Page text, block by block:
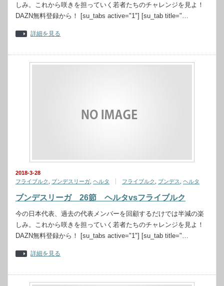
しみ。これから咲きを担っていく若者たちのチャレンジを見よ！
DAZN無料登録から！ [su_tabs active="1"] [su_tab title="…
詳細を見る
2018-3-28
フライブルク
ブンデスリーガ ヘルタ フライブルク ブンデス ヘルタ
ブンデスリーガ 26節 ヘルタvsフライブルク
今の日本代表、過去の代表メンバーを回顧するだけでは半減の楽
しみ。これから咲きを担っていく若者たちのチャレンジを見よ！
DAZN無料登録から！ [su_tabs active="1"] [su_tab title="…
詳細を見る